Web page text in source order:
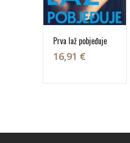
Prva laž pobjeđuje
16,91 €